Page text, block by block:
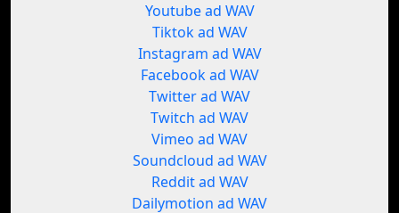
Youtube ad WAV
Tiktok ad WAV
Instagram ad WAV
Facebook ad WAV
Twitter ad WAV
Twitch ad WAV
Vimeo ad WAV
Soundcloud ad WAV
Reddit ad WAV
Dailymotion ad WAV